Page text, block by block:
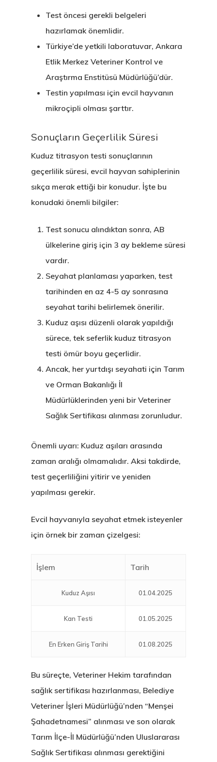
Test öncesi gerekli belgeleri
hazırlamak önemlidir.
Türkiye’de yetkili laboratuvar, Ankara
Etlik Merkez Veteriner Kontrol ve
Araştırma Enstitüsü Müdürlüğü’dür.
Testin yapılması için evcil hayvanın
mikroçipli olması şarttır.
Sonuçların Geçerlilik Süresi
Kuduz titrasyon testi sonuçlarının
geçerlilik süresi, evcil hayvan sahiplerinin
sıkça merak ettiği bir konudur. İşte bu
konudaki önemli bilgiler:
Test sonucu alındıktan sonra, AB
ülkelerine giriş için 3 ay bekleme süresi
vardır.
Seyahat planlaması yaparken, test
tarihinden en az 4-5 ay sonrasına
seyahat tarihi belirlemek önerilir.
Kuduz aşısı düzenli olarak yapıldığı
sürece, tek seferlik kuduz titrasyon
testi ömür boyu geçerlidir.
Ancak, her yurtdışı seyahati için Tarım
ve Orman Bakanlığı İl
Müdürlüklerinden yeni bir Veteriner
Sağlık Sertifikası alınması zorunludur.
Önemli uyarı: Kuduz aşıları arasında
zaman aralığı olmamalıdır. Aksi takdirde,
test geçerliliğini yitirir ve yeniden
yapılması gerekir.
Evcil hayvanıyla seyahat etmek isteyenler
için örnek bir zaman çizelgesi:
İşlem Tarih
Kuduz Aşısı 01.04.2025
Kan Testi 01.05.2025
En Erken Giriş Tarihi 01.08.2025
Bu süreçte, Veteriner Hekim tarafından
sağlık sertifikası hazırlanması, Belediye
Veteriner İşleri Müdürlüğü’nden “Menşei
Şahadetnamesi” alınması ve son olarak
Tarım İlçe-İl Müdürlüğü’nden Uluslararası
Sağlık Sertifikası alınması gerektiğini
Finladiya
Finlandiya
GDPR
İletişim
İngiltere
& Start-Up
Letonya
Veri Politikası
Yunanistan
Gayrimenkul
Oturma İzni –
Golden Visa